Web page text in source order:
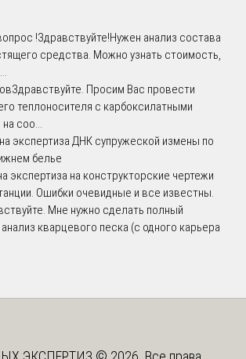
!Здравствуйте!Нужен анализ состава
средства. Можно узнать стоимость,
Здравствуйте. Просим Вас провести
теплоносителя с карбоксилатными
соо...
экспертиза ДНК супружеской измены по
белье
экспертиза на конструкторские чертежи
Ошибки очевидные и все известны.
Мне нужно сделать полный
кварцевого песка (с одного карьера